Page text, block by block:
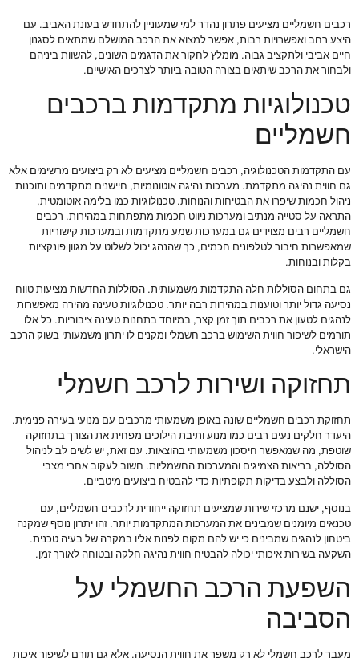
רכבים חשמליים מציעים פתרון נהדר למי שמעוניין להתחדש בעונת האביב. עם
היצע רחב ואפשרויות רבות, אפשר למצוא את הרכב המושלם שמתאים לסגנון
חיים אביבי ולתקציב גבוה. מומלץ לחקור את הדגמים השונים, להשוות ביניהם
ולבחור את הרכב שיתאים בצורה הטובה ביותר לצרכים האישיים.
טכנולוגיות מתקדמות ברכבים
חשמליים
עם התקדמות הטכנולוגיה, רכבים חשמליים מציעים לא רק ביצועים מרשימים אלא
גם חווית נהיגה מתקדמת. מערכות נהיגה אוטונומיות, חיישנים מתקדמים ותוכנות
ניהול חכמות שיפרו את הבטיחות והנוחות. טכנולוגיות כמו בלימה אוטומטית,
התראה על סטייה מנתיב ומערכות ניווט חכמות מתפתחות במהירות. רכבים
חשמליים רבים מצוידים גם במערכות שמע מתקדמות ובמערכות קישוריות
שמאפשרות חיבור לטלפונים חכמים, כך שהנהג יכול לשלוט על מגוון פונקציות
בקלות ובנוחות.
גם בתחום הסוללות חלה התקדמות משמעותית. הסוללות החדשות מציעות טווח
נסיעה גדול יותר וטוענות במהירות רבה יותר. טכנולוגיות טעינה מהירה מאפשרות
לנהגים לטעון את רכבים תוך זמן קצר, במיוחד בתחנות טעינה ציבוריות. כל אלו
תורמים לשיפור חווית השימוש ברכב חשמלי ומקנים לו יתרון משמעותי בשוק הרכב
הישראלי.
תחזוקה ושירות לרכב חשמלי
תחזוקת רכבים חשמליים שונה באופן משמעותי מרכבים עם מנועי בעירה פנימית.
היעדר חלקים נעים רבים כמו מנוע ותיבת הילוכים מפחית את הצורך בתחזוקה
שוטפת, מה שמאפשר חיסכון משמעותי בהוצאות. עם זאת, יש לשים לב לניהול
הסוללה, בריאות הצמיגים והמערכות החשמליות. חשוב לעקוב אחרי מצבי
הסוללה ולבצע בדיקות תקופתיות כדי להבטיח ביצועים מיטביים.
בנוסף, ישנם מרכזי שירות שמציעים תחזוקה ייחודית לרכבים חשמליים, עם
טכנאים מיומנים שמבינים את המערכות המתקדמות יותר. זהו יתרון נוסף שמקנה
ביטחון לנהגים שמבינים כי יש להם מקום לפנות אליו במקרה של בעיה טכנית.
השקעה בשירות איכותי יכולה להבטיח חווית נהיגה חלקה ובטוחה לאורך זמן.
השפעת הרכב החשמלי על
הסביבה
מעבר לרכב חשמלי לא רק משפר את חווית הנסיעה, אלא גם תורם לשיפור איכות